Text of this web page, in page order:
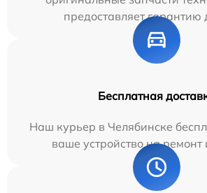
предоставляет гарантию
Бесплатная
Наш курьер в Челябинске
ваше устройство на ремонт